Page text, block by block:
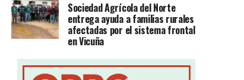
Sociedad Agrícola del Norte
entrega ayuda a familias rurales
afectadas por el sistema frontal
en Vicuña